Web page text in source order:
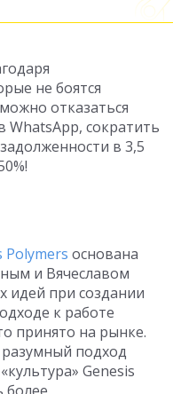
не боятся
отказаться
WhatsApp, сократить
в 3,5
Polymers основана
и Вячеславом
идей при создании
к работе
принято на рынке.
подход
Genesis